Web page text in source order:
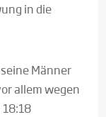
in die
Männer
allem wegen